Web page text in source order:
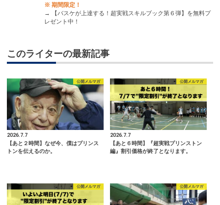
※ 期間限定！
→
【バスケが上達する！超実戦スキルブック第６弾】を無料プ
レゼント中！
このライターの最新記事
公開メルマガ
2026.7.7
【あと２時間】なぜ今、僕はプリンス
トンを伝えるのか。
公開メルマガ
2026.7.7
【あと６時間】『超実戦プリンストン
編』割引価格が終了となります。
公開メルマガ 公開メルマガ